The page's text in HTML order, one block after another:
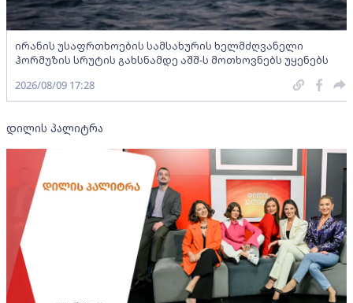
ირანის უსაფრთხოების სამსახურის ხელმძღვანელი
ჰორმუზის სრუტის გახსნამდე აშშ-ს მოთხოვნებს უყენებს
2026/08/09 17:28
დილის პალიტრა